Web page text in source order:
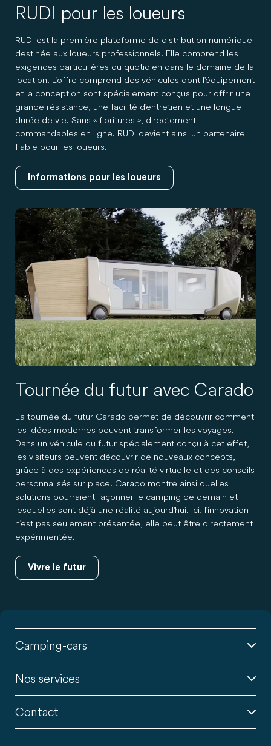
RUDI pour les loueurs
RUDI est la première plateforme de distribution numérique
destinée aux loueurs professionnels. Elle comprend les
exigences particulières du quotidien dans le domaine de la
location. L'offre comprend des véhicules dont l'équipement
et la conception sont spécialement conçus pour offrir une
grande résistance, une facilité d'entretien et une longue
durée de vie. Sans « fioritures », directement
commandables en ligne. RUDI devient ainsi un partenaire
fiable pour les loueurs.
Informations pour les loueurs
Tournée du futur avec Carado
La tournée du futur Carado permet de découvrir comment
les idées modernes peuvent transformer les voyages.
Dans un véhicule du futur spécialement conçu à cet effet,
les visiteurs peuvent découvrir de nouveaux concepts,
grâce à des expériences de réalité virtuelle et des conseils
personnalisés sur place. Carado montre ainsi quelles
solutions pourraient façonner le camping de demain et
lesquelles sont déjà une réalité aujourd'hui. Ici, l'innovation
n'est pas seulement présentée, elle peut être directement
expérimentée.
Vivre le futur
Camping-cars
Nos services
Contact